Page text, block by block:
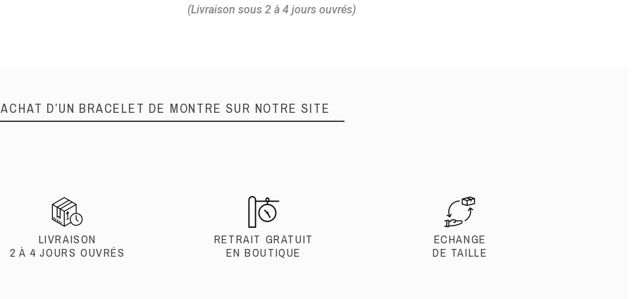
(Livraison sous 2 à 4 jours ouvrés)
ACHAT D’UN BRACELET DE MONTRE SUR NOTRE SITE
LIVRAISON
2 À 4 JOURS OUVRÉS
RETRAIT GRATUIT
EN BOUTIQUE
ECHANGE
DE TAILLE